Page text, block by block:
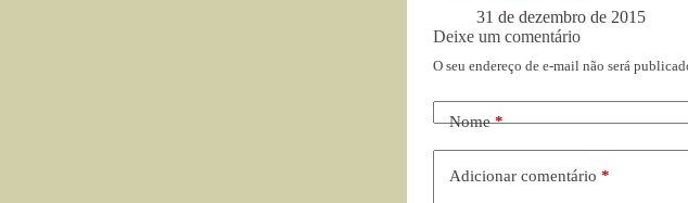
31 de dezembro de 2015
Deixe um comentário
O seu endereço de e-mail não será
Nome*
Adicionar comentário *